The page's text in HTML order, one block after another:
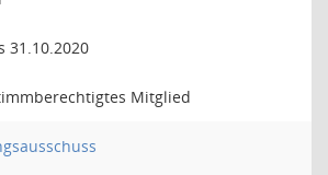
31.10.2020
Mitglied